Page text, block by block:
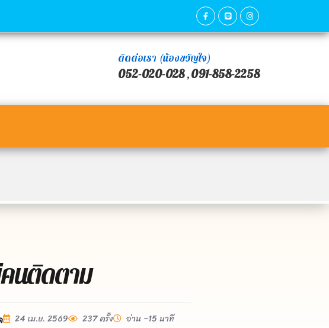
ติดต่อเรา (น้องขวัญใจ)
052-020-028,091-858-2258
คนติดตาม
24 เม.ย. 2569 237 ครั้ง อ่าน ~15 นาที